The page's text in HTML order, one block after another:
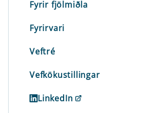
Fyrir fjölmiðla
Fyrirvari
Veftré
Vefkökustillingar
LinkedIn